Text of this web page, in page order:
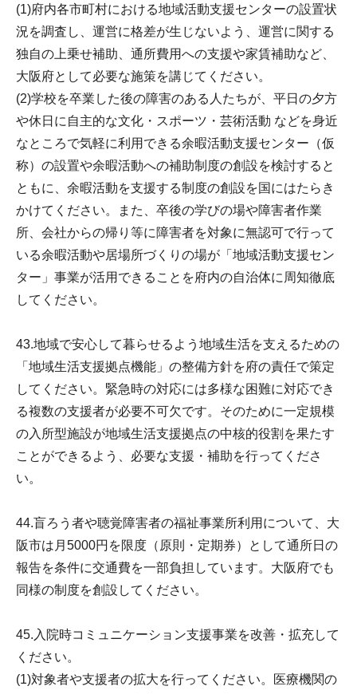
(1)府内各市町村における地域活動支援センターの設置状
況を調査し、運営に格差が生じないよう、運営に関する
独自の上乗せ補助、通所費用への支援や家賃補助など、
大阪府として必要な施策を講じてください。
(2)学校を卒業した後の障害のある人たちが、平日の夕方
や休日に自主的な文化・スポーツ・芸術活動 などを身近
なところで気軽に利用できる余暇活動支援センター（仮
称）の設置や余暇活動への補助制度の創設を検討すると
ともに、余暇活動を支援する制度の創設を国にはたらき
かけてください。また、卒後の学びの場や障害者作業
所、会社からの帰り等に障害者を対象に無認可で行って
いる余暇活動や居場所づくりの場が「地域活動支援セン
ター」事業が活用できることを府内の自治体に周知徹底
してください。
43.地域で安心して暮らせるよう地域生活を支えるための
「地域生活支援拠点機能」の整備方針を府の責任で策定
してください。緊急時の対応には多様な困難に対応でき
る複数の支援者が必要不可欠です。そのために一定規模
の入所型施設が地域生活支援拠点の中核的役割を果たす
ことができるよう、必要な支援・補助を行ってくださ
い。
44.盲ろう者や聴覚障害者の福祉事業所利用について、大
阪市は月5000円を限度（原則・定期券）として通所日の
報告を条件に交通費を一部負担しています。大阪府でも
同様の制度を創設してください。
45.入院時コミュニケーション支援事業を改善・拡充して
ください。
(1)対象者や支援者の拡大を行ってください。医療機関の